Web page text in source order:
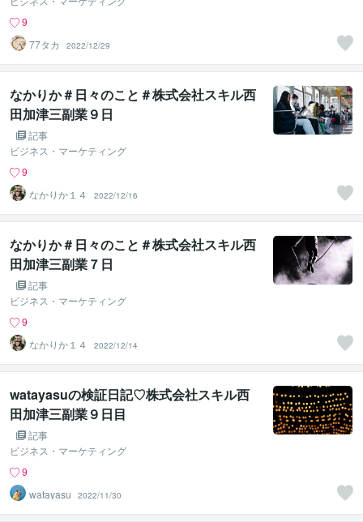
9
77タカ
2022/12/29
なかりか＃日々のこと＃株式会社スキル西
田加津三副業９日
記事
ビジネス・マーケティング
9
なかりか１４
2022/12/16
なかりか＃日々のこと＃株式会社スキル西
田加津三副業７日
記事
ビジネス・マーケティング
9
なかりか１４
2022/12/14
watayasuの検証日記♡株式会社スキル西
田加津三副業９日目
記事
ビジネス・マーケティング
9
watayasu
2022/11/30